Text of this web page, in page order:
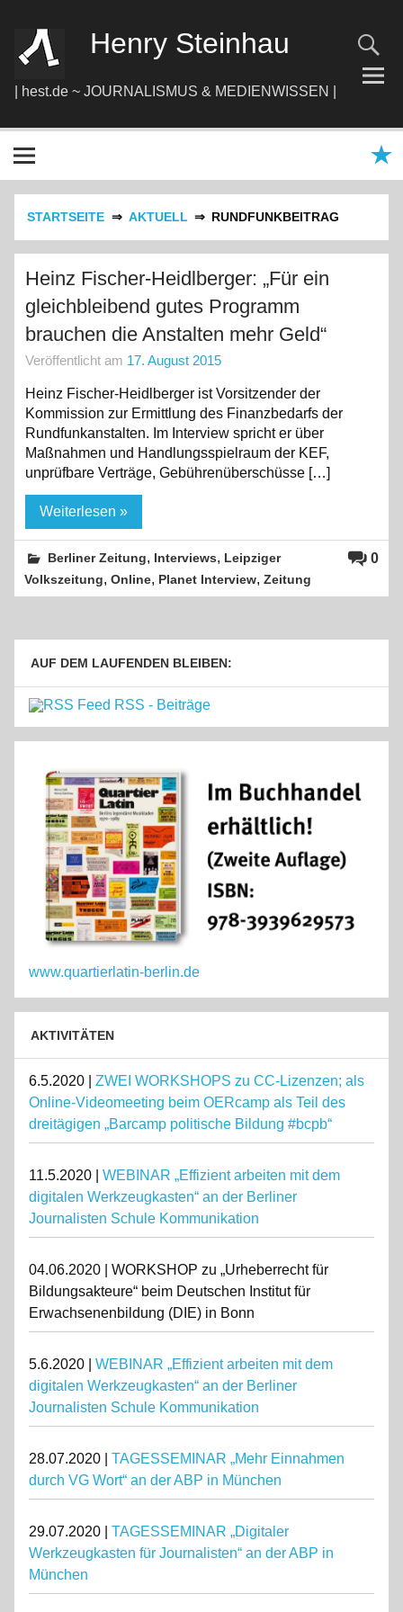
springen
Henry Steinhau
| hest.de ~ JOURNALISMUS & MEDIENWISSEN |
STARTSEITE AKTUELL RUNDFUNKBEITRAG
Heinz Fischer-Heidlberger: „Für ein
gleichbleibend gutes Programm
brauchen die Anstalten mehr Geld“
Veröffentlicht am 17. August 2015
Heinz Fischer-Heidlberger ist Vorsitzender der
Kommission zur Ermittlung des Finanzbedarfs der
Rundfunkanstalten. Im Interview spricht er über
Maßnahmen und Handlungsspielraum der KEF,
unprüfbare Verträge, Gebührenüberschüsse […]
Weiterlesen »
0
Berliner Zeitung, Interviews, Leipziger
Volkszeitung,Online, Planet Interview,Zeitung
AUF DEM LAUFENDEN BLEIBEN:
RSS - Beiträge
www.quartierlatin-berlin.de
AKTIVITÄTEN
6.5.2020 | ZWEI WORKSHOPS zu CC-Lizenzen; als
Online-Videomeeting beim OERcamp als Teil des
dreitägigen „Barcamp politische Bildung #bcpb“
11.5.2020 | WEBINAR „Effizient arbeiten mit dem
digitalen Werkzeugkasten“ an der Berliner
Journalisten Schule Kommunikation
04.06.2020 | WORKSHOP zu „Urheberrecht für
Bildungsakteure“ beim Deutschen Institut für
Erwachsenenbildung (DIE) in Bonn
5.6.2020 | WEBINAR „Effizient arbeiten mit dem
digitalen Werkzeugkasten“ an der Berliner
Journalisten Schule Kommunikation
28.07.2020 | TAGESSEMINAR „Mehr Einnahmen
durch VG Wort“ an der ABP in München
29.07.2020 | TAGESSEMINAR „Digitaler
Werkzeugkasten für Journalisten“ an der ABP in
München